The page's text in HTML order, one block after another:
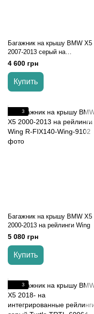
Багажник на крышу BMW X5
2007-2013 серый на
интегрированные рейлинги
4 600 грн
Купить
3
Багажник на крышу BMW X5
2000-2013 на рейлинги Wing
5 080 грн
Купить
3